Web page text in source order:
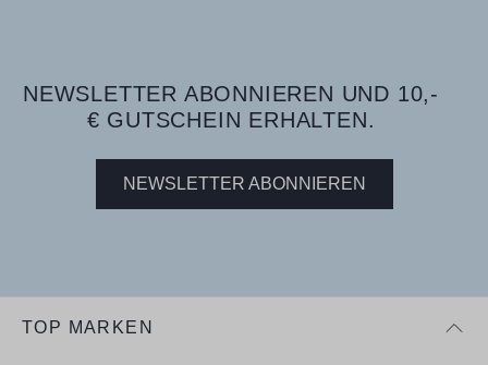
NEWSLETTER ABONNIEREN UND 10,-
€ GUTSCHEIN ERHALTEN.
NEWSLETTER ABONNIEREN
TOP MARKEN